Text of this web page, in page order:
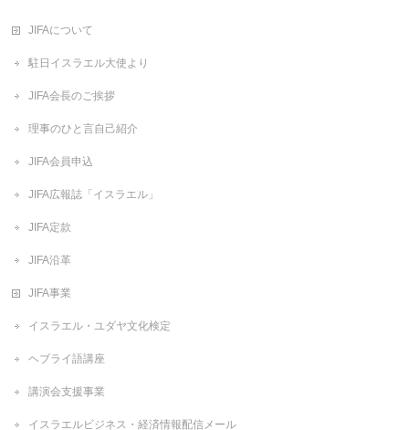
JIFAについて
駐日イスラエル大使より
JIFA会長のご挨拶
理事のひと言自己紹介
JIFA会員申込
JIFA広報誌「イスラエル」
JIFA定款
JIFA沿革
JIFA事業
イスラエル・ユダヤ文化検定
ヘブライ語講座
講演会支援事業
イスラエルビジネス・経済情報配信メール